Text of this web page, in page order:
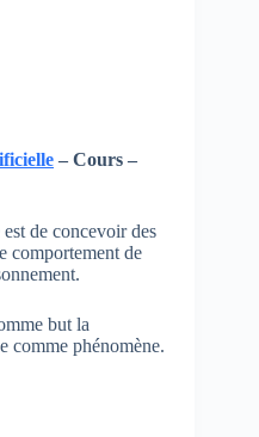
– Cours –
de concevoir des
comportement de
but la
comme phénomène.